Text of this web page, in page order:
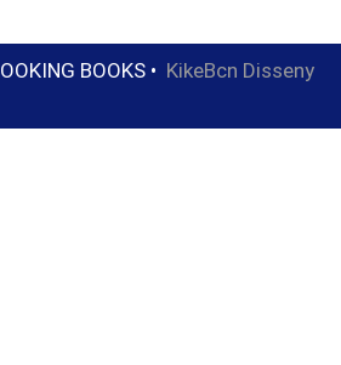
BOOKS• KikeBcn Disseny